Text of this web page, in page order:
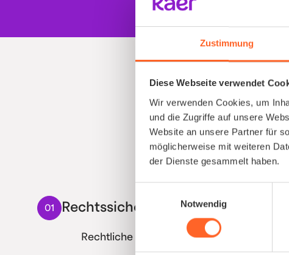
Zustimmung
Diese Webseite verwendet
Wir verwenden Cookies, um
und die Zugriffe auf unsere
Website an unsere Partner für
möglicherweise mit weiteren
der Dienste gesammelt haben.
Notwendig
01 Rechtssicherheit verbessern
Rechtliche Risiken reduzieren und